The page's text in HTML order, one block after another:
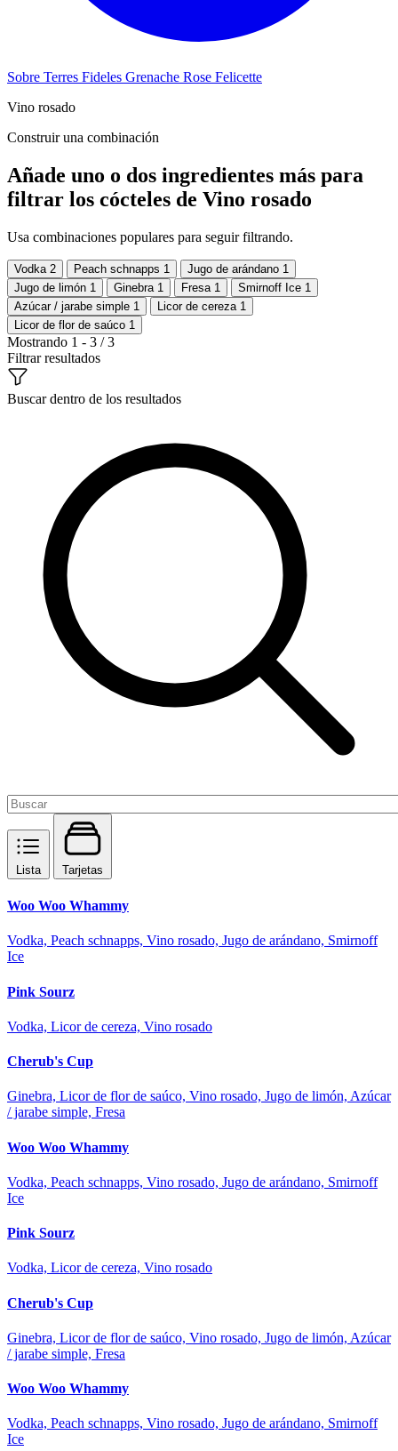
Sobre Terres Fideles Grenache Rose Felicette
Vino rosado
Construir una combinación
Añade uno o dos ingredientes más para
filtrar los cócteles de Vino rosado
Usa combinaciones populares para seguir filtrando.
Vodka 2 Peach schnapps 1 Jugo de arándano 1
Jugo de limón 1 Ginebra 1 Fresa 1 Smirnoff Ice 1
Azúcar / jarabe simple 1 Licor de cereza 1
Licor de flor de saúco 1
Mostrando 1 - 3 / 3
Filtrar resultados
Buscar dentro de los resultados
Lista Tarjetas
Woo Woo Whammy
Vodka, Peach schnapps, Vino rosado, Jugo de arándano, Smirnoff
Ice
Pink Sourz
Vodka, Licor de cereza, Vino rosado
Cherub's Cup
Ginebra, Licor de flor de saúco, Vino rosado, Jugo de limón, Azúcar
/ jarabe simple, Fresa
Woo Woo Whammy
Vodka, Peach schnapps, Vino rosado, Jugo de arándano, Smirnoff
Ice
Pink Sourz
Vodka, Licor de cereza, Vino rosado
Cherub's Cup
Ginebra, Licor de flor de saúco, Vino rosado, Jugo de limón, Azúcar
/ jarabe simple, Fresa
Woo Woo Whammy
Vodka, Peach schnapps, Vino rosado, Jugo de arándano, Smirnoff
Ice